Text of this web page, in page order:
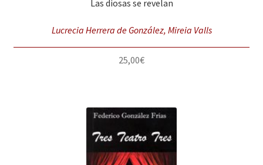
Las diosas se revelan
Lucrecia Herrera de González, Mireia Valls
25,00€